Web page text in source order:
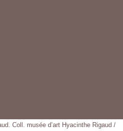
Coll. musée d’art Hyacinthe Rigaud /